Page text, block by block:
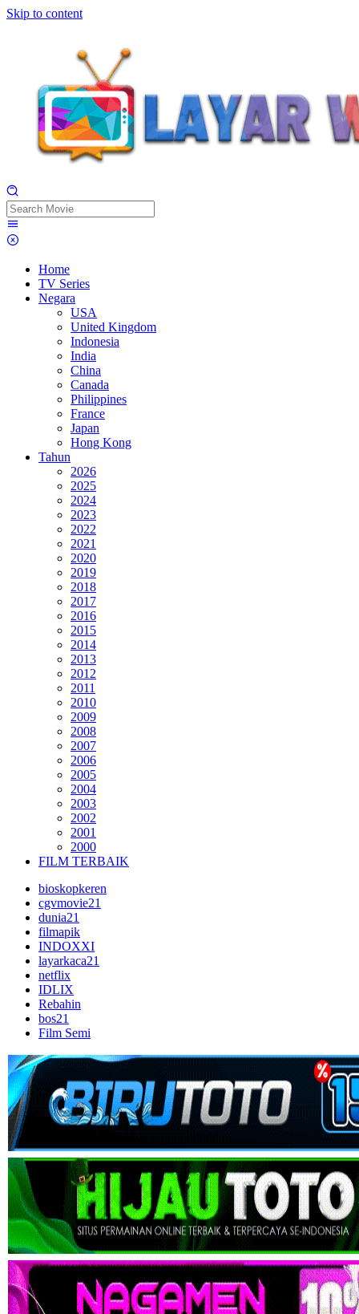
Skip to content
Home
TV Series
Negara
USA
United Kingdom
Indonesia
India
China
Canada
Philippines
France
Japan
Hong Kong
Tahun
2026
2025
2024
2023
2022
2021
2020
2019
2018
2017
2016
2015
2014
2013
2012
2011
2010
2009
2008
2007
2006
2005
2004
2003
2002
2001
2000
FILM TERBAIK
bioskopkeren
cgvmovie21
dunia21
filmapik
INDOXXI
layarkaca21
netflix
IDLIX
Rebahin
bos21
Film Semi